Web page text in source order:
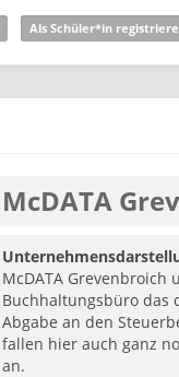
Als Schüler*in
McDATA
McDATA Grevenbroich
Buchhaltungsbüro das
Abgabe an den
fallen hier auch ganz
an.